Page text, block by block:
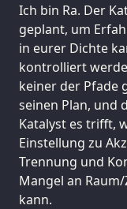
Ich bin Ra. Der
geplant, um
in eurer Dichte
kontrolliert
keiner der Pfade
seinen Plan, und
Katalyst es trifft,
Einstellung zu
Trennung und
Mangel an
kann.